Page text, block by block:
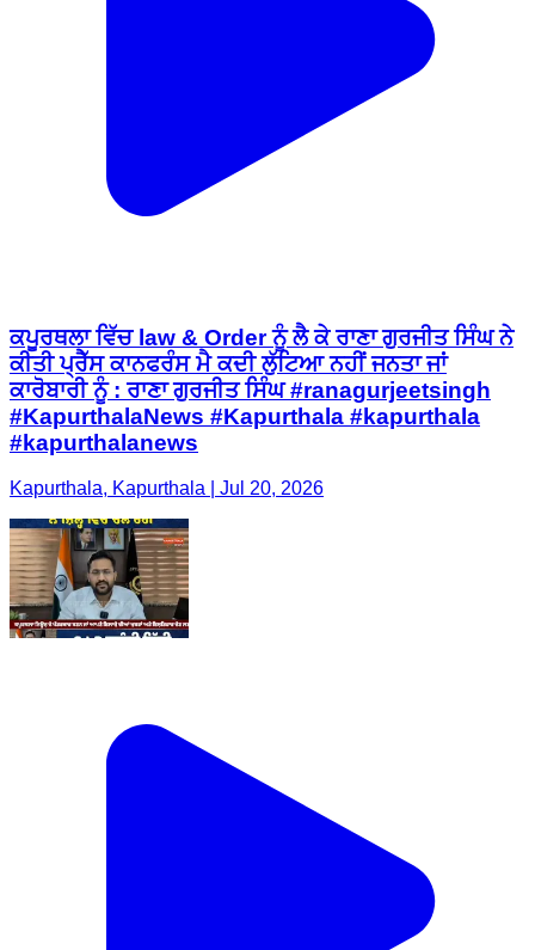
ਕਪੂਰਥਲਾ ਵਿੱਚ law & Order ਨੂੰ ਲੈ ਕੇ ਰਾਣਾ ਗੁਰਜੀਤ ਸਿੰਘ ਨੇ
ਕੀਤੀ ਪ੍ਰੈੱਸ ਕਾਨਫਰੰਸ ਮੈ ਕਦੀ ਲੁੱਟਿਆ ਨਹੀਂ ਜਨਤਾ ਜਾਂ
ਕਾਰੋਬਾਰੀ ਨੂੰ : ਰਾਣਾ ਗੁਰਜੀਤ ਸਿੰਘ #ranagurjeetsingh
#KapurthalaNews #Kapurthala #kapurthala
#kapurthalanews
Kapurthala, Kapurthala | Jul 20, 2026